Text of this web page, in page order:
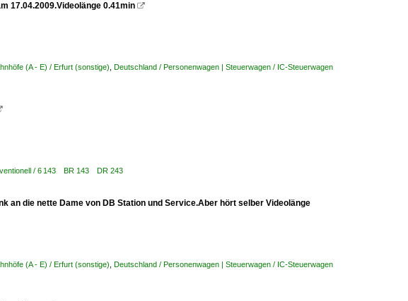
17.04.2009.Videolänge 0.41min 
(A - E) / Erfurt (sonstige) Deutschland / Personenwagen | Steuerwagen / IC-Steuerwagen
/ 6 143 BR 143 DR 243
an die nette Dame von DB Station und Service.Aber hört selber Videolänge
(A - E) / Erfurt (sonstige) Deutschland / Personenwagen | Steuerwagen / IC-Steuerwagen